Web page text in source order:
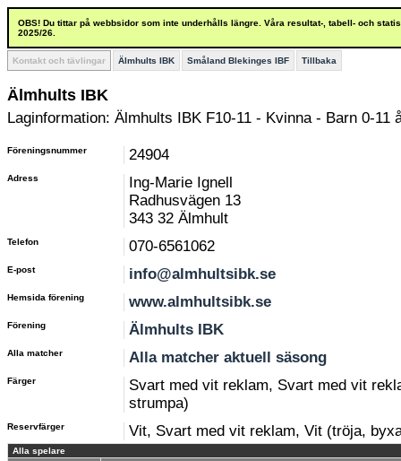
OBS! Du tittar på webbsidor som inte underhålls längre. Våra resultat-, tabell- och
2025/26.
Kontakt och tävlingar Älmhults IBK Småland Blekinges IBF Tillbaka
Älmhults IBK
Laginformation: Älmhults IBK F10-11 - Kvinna - Barn 0-11
Föreningsnummer 24904
Adress
Ing-Marie Ignell
Radhusvägen 13
343 32 Älmhult
Telefon 070-6561062
E-post info@almhultsibk.se
Hemsida förening www.almhultsibk.se
Förening Älmhults IBK
Alla matcher Alla matcher aktuell säsong
Färger
Svart med vit reklam, Svart med vit
strumpa)
Reservfärger Vit, Svart med vit reklam, Vit (tröja,
Alla spelare